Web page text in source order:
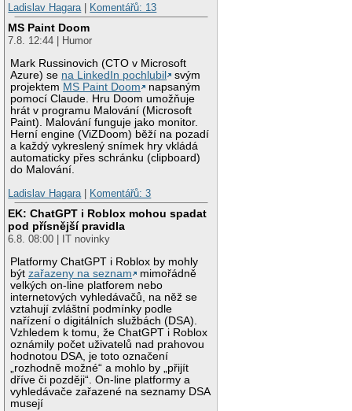
Ladislav Hagara
Komentářů: 13
MS Paint Doom
7.8. 12:44 | Humor
Mark Russinovich (CTO v Microsoft
Azure) se na LinkedIn pochlubil
svým
projektem MS Paint Doom
napsaným
pomocí Claude. Hru Doom umožňuje
hrát v programu Malování (Microsoft
Paint). Malování funguje jako monitor.
Herní engine (ViZDoom) běží na pozadí
a každý vykreslený snímek hry vkládá
automaticky přes schránku (clipboard)
do Malování.
Ladislav Hagara
Komentářů: 3
EK: ChatGPT i Roblox mohou spadat
pod přísnější pravidla
6.8. 08:00 | IT novinky
Platformy ChatGPT i Roblox by mohly
býtzařazeny na seznam
mimořádně
velkých on-line platforem nebo
internetových vyhledávačů, na něž se
vztahují zvláštní podmínky podle
nařízení o digitálních službách (DSA).
Vzhledem k tomu, že ChatGPT i Roblox
oznámily počet uživatelů nad prahovou
hodnotou DSA, je toto označení
„rozhodně možné“ a mohlo by „přijít
dříve či později“. On-line platformy a
vyhledávače zařazené na seznamy DSA
musejí